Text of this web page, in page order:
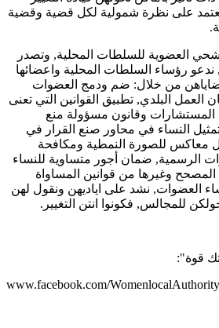
تعتمد على نظرة شمولية لكل قضية وقضية
العضوية للسلطات المحلية, وتصدر
ندعو رؤساء السلطات المحلية واعضائها
من خلال: ضم ودمج العضوات
العمل البلدي, تطبيق القوانين التي تعنى
المستشارات وقانون مسؤولة منع
النساء في محاور صنع القرار في
معاكس للصورة النمطية ومكافحة
الرسمية, ضمان أجور متساوية للنساء
المصحح وغيرها من قوانين المساواة
العضوات, نشد على اياديهن ونقول لهن
للمجالس, فكونوا انتن التغيير.
قوة":